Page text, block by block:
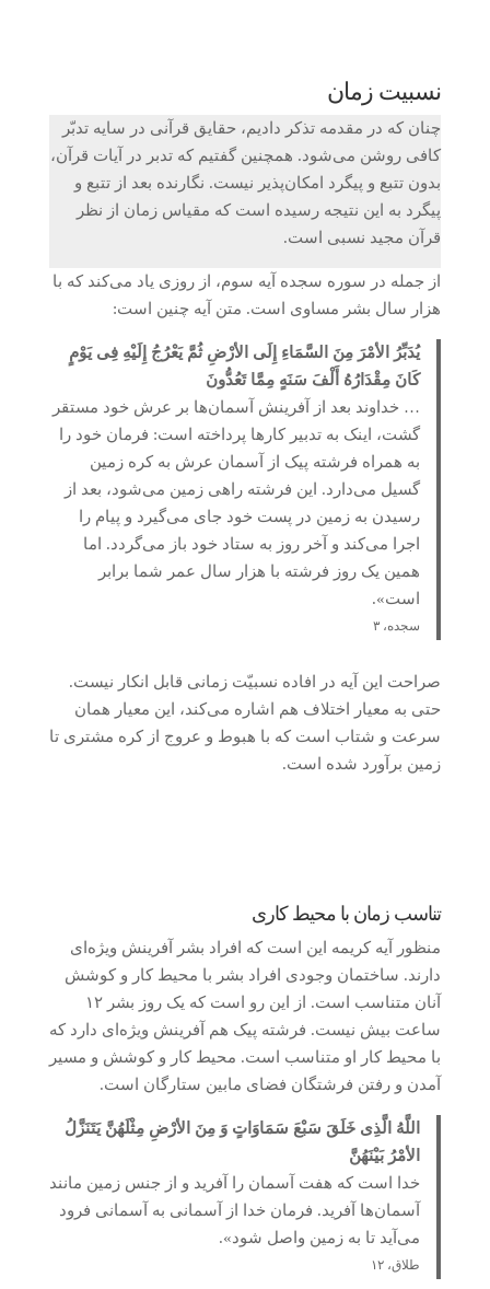
نسبیت زمان
چنان که در مقدمه تذکر دادیم، حقایق قرآنی در سایه تدبّر
کافی روشن می‌شود. همچنین گفتیم که تدبر در آیات قرآن،
بدون تتبع و پیگرد امکان‌پذیر نیست. نگارنده بعد از تتبع و
پیگرد به این نتیجه رسیده است که مقیاس زمان از نظر
قرآن مجید نسبی است.
از جمله در سوره سجده آیه سوم، از روزی یاد می‌کند که با
هزار سال بشر مساوی است. متن آیه چنین است:
یُدَبِّرُ الأمْرَ مِنَ السَّمَاءِ إِلَى الأرْضِ ثُمَّ یَعْرُجُ إِلَیْهِ فِی یَوْمٍ
کَانَ مِقْدَارُهُ أَلْفَ سَنَهٍ مِمَّا تَعُدُّونَ
… خداوند بعد از آفرینش آسمان‌ها بر عرش خود مستقر
گشت، اینک به تدبیر کارها پرداخته است: فرمان خود را
به همراه فرشته پیک از آسمان عرش به کره زمین
گسیل می‌دارد. این فرشته راهی زمین می‌شود، بعد از
رسیدن به زمین در پست خود جای می‌گیرد و پیام را
اجرا می‌کند و آخر روز به ستاد خود باز می‌گردد. اما
همین یک روز فرشته با هزار سال عمر شما برابر
است».
سجده، ۳
صراحت این آیه در افاده نسبیّت زمانی قابل انکار نیست.
حتی به معیار اختلاف هم اشاره می‌کند، این معیار همان
سرعت و شتاب است که با هبوط و عروج از کره مشتری تا
زمین برآورد شده است.
تناسب زمان با محیط کاری
منظور آیه کریمه این است که افراد بشر آفرینش ویژه‌ای
دارند. ساختمان وجودی افراد بشر با محیط کار و کوشش
آنان متناسب است. از این رو است که یک روز بشر ۱۲
ساعت بیش نیست. فرشته پیک هم آفرینش ویژه‌ای دارد که
با محیط کار او متناسب است. محیط کار و کوشش و مسیر
آمدن و رفتن فرشتگان فضای مابین ستارگان است.
اللَّهُ الَّذِی خَلَقَ سَبْعَ سَمَاوَاتٍ وَ مِنَ الأرْضِ مِثْلَهُنَّ یَتَنَزَّلُ
الأمْرُ بَیْنَهُنَّ
خدا است که هفت آسمان را آفرید و از جنس زمین مانند
آسمان‌ها آفرید. فرمان خدا از آسمانی به آسمانی فرود
می‌آید تا به زمین واصل شود».
طلاق، ۱۲